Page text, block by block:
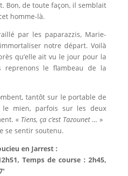
Bon, de toute façon, il semblait
homme-là.
par les paparazzis, Marie-
notre départ. Voilà
qu’elle ait vu le jour pour la
reprenons le flambeau de la
tantôt sur le portable de
le mien, parfois sur les deux
« Tiens, ça c’est Tazounet … »
se sentir soutenu.
en Jarrest :
Temps de course : 2h45,